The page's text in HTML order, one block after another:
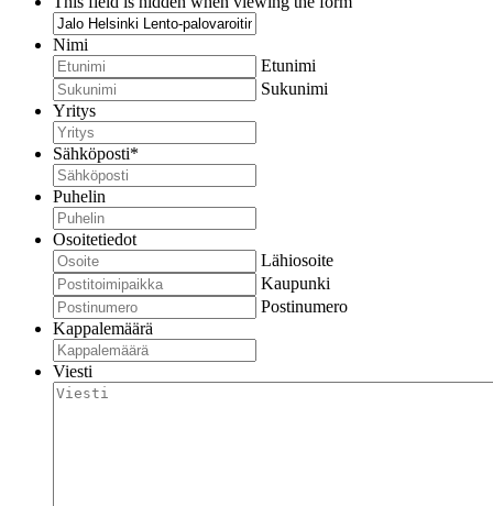
Nimi
Etunimi
Sukunimi
Yritys
Sähköposti*
Puhelin
Osoitetiedot
Lähiosoite
Kaupunki
Postinumero
Kappalemäärä
Viesti